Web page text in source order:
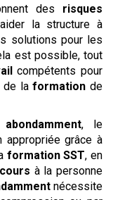
des risques
la structure à
solutions pour les
est possible, tout
compétents pour
de laformation de
, le
appropriée grâce à
formation SST, en
à la personne
nécessite